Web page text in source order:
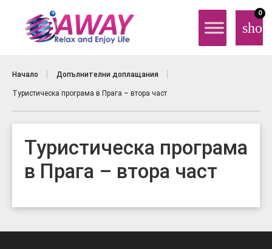
0
Начало Допълнителни доплащания
Туристическа програма в Прага – втора част
Туристическа програма
в Прага – втора част